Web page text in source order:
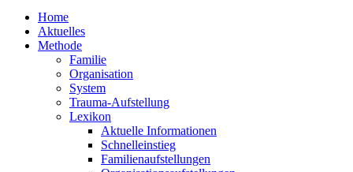
Home
Aktuelles
Methode
Familie
Organisation
System
Trauma-Aufstellung
Lexikon
Aktuelle Informationen
Schnelleinstieg
Familienaufstellungen